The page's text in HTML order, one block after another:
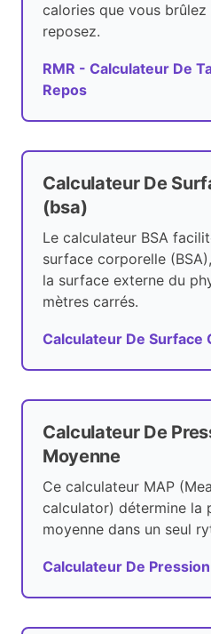
calories que vous
reposez.
RMR - Calculateur De
Repos
Calculateur De
(bsa)
Le calculateur BSA
surface corporelle
la surface externe du
mètres carrés.
Calculateur De Surface
Calculateur De
Moyenne
Ce calculateur MAP
calculator) détermine la
moyenne dans un seul
Calculateur De